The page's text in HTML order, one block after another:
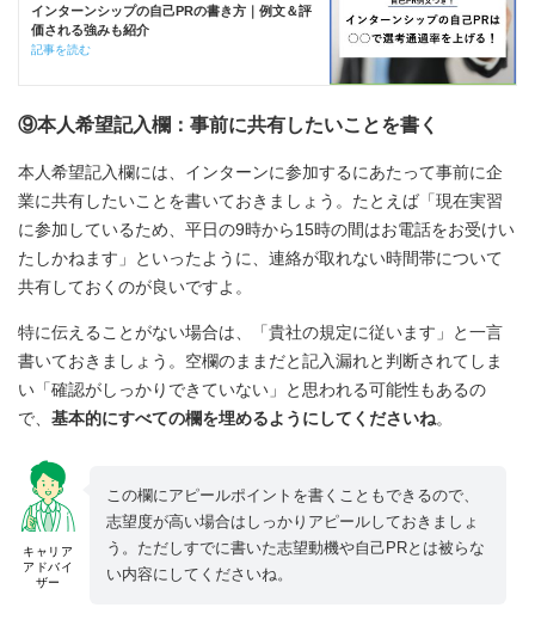
インターンシップの自己PRの書き方｜例文＆評
価される強みも紹介
記事を読む
⑨本人希望記入欄：事前に共有したいことを書く
本人希望記入欄には、インターンに参加するにあたって事前に企
業に共有したいことを書いておきましょう。たとえば「現在実習
に参加しているため、平日の9時から15時の間はお電話をお受けい
たしかねます」といったように、連絡が取れない時間帯について
共有しておくのが良いですよ。
特に伝えることがない場合は、「貴社の規定に従います」と一言
書いておきましょう。空欄のままだと記入漏れと判断されてしま
い「確認がしっかりできていない」と思われる可能性もあるの
で、 基本的にすべての欄を埋めるようにしてくださいね。
キャリア
アドバイ
ザー
この欄にアピールポイントを書くこともできるので、
志望度が高い場合はしっかりアピールしておきましょ
う。ただしすでに書いた志望動機や自己PRとは被らな
い内容にしてくださいね。